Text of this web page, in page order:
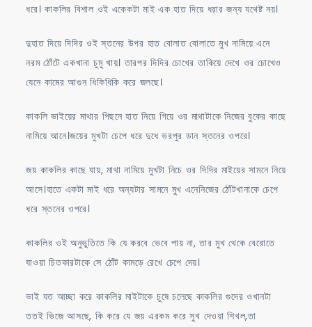
ধরে। কাকলির বিশাল ওই একেকটা মাই এক হাত দিয়ে ধরার জন্য যথেষ্ট নয়।
দুহাত দিয়ে দিদির ওই স্তনের উপর হাত বোলাত বোলাতে মুখ নামিয়ে এনে
নরম ঠোঁটে একখানা চুমু খায়। তারপর দিদির চোখের তাকিয়ে দেখে ওর চোখেও
যেনে কামের আগুন ধিকিধিকি করে জলছে।
কাকলি ভাইয়ের মাথার পিছনে হাত নিয়ে গিয়ে ওর মাথাটাকে নিজের বুকের কাছে
নামিয়ে আনে।জয়ের মুখটা চেপে ধরে দুধে ভরপুর ডান স্তনের ওপরে।
জয় কাকলির কাছে যায়, মাথা নামিয়ে মুখটা নিচে ওর দিদির মাইয়ের সামনে নিয়ে
আসে।হাতে একটা মাই ধরে অন্যটার সামনে মুখ এনেনিজের ঠোঁটখানাকে চেপে
ধরে স্তনের ওপরে।
কাকলির ওই অনুভুতিতে কি যে করবে ভেবে পায় না, তার মুখ থেকে বেরোতে
যাওয়া চিতকারটাকে সে ঠোঁট কামড়ে রেখে চেপে দেয়।
ভাই যত আচ্ছা করে কাকলির মাইটাকে চুষে চলেছে কাকলির গুদের ওখানটা
ততই ভিজে আসছে, কি করে যে জয় এরকম করে সুখ দেওয়া শিখল,তা